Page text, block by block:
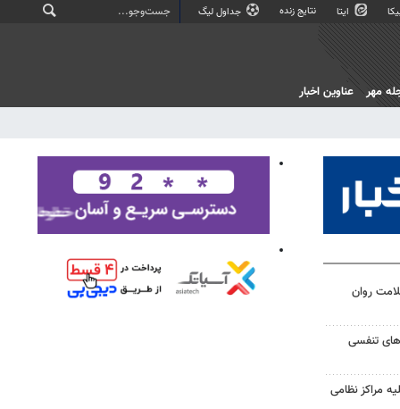
ایتا نتایج زنده جداول لیگ
مهر عناوین اخبار
روان
تنفسی
مراکز نظامی